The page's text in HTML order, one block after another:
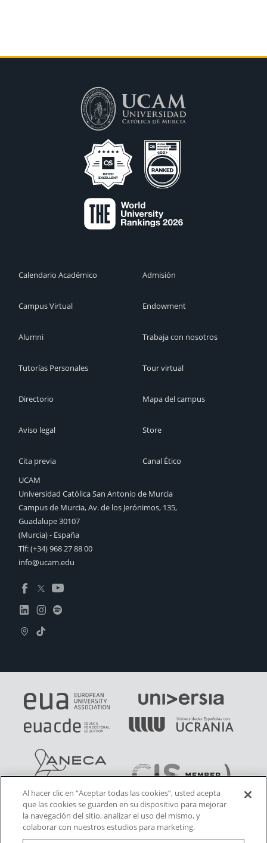
Calendario Académico
Campus Virtual
Alumni
Tutorías Personales
Directorio
Aviso legal
Cita previa
Admisión
Endowment
Trabaja con nosotros
Tour virtual
Mapa del campus
Store
Canal Ético
UCAM
Universidad Católica San Antonio de Murcia
Campus de Murcia, Av. de los Jerónimos, 135,
Guadalupe 30107
(Murcia) - España
Tlf:(+34) 968 27 88 00
info@ucam.edu
Al hacer clic en “Aceptar todas las cookies”, usted acepta
que las cookies se guarden en su dispositivo para mejorar
la navegación del sitio, analizar el uso del mismo, y
colaborar con nuestros estudios para marketing.